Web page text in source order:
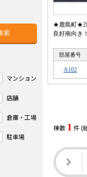
★鹿島町
良好南向き
部屋番号
A102
棟数 1 件 (
マンション
店舗
倉庫・工場
駐車場